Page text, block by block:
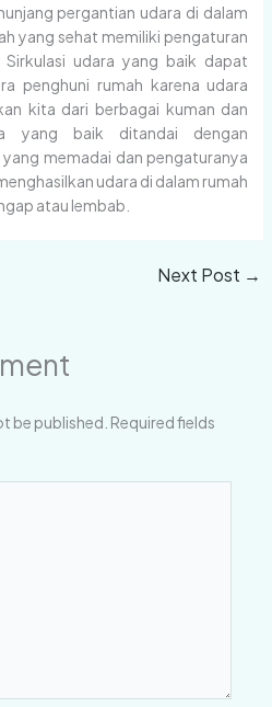
pergantian udara di dalam
yang sehat memiliki pengaturan
udara yang baik dapat
penghuni rumah karena udara
kita dari berbagai kuman dan
yang baik ditandai dengan
memadai dan pengaturanya
udara di dalam rumah
atau lembab.
Next Post →
be published. Required fields